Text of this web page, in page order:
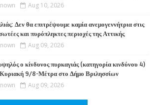
Aug 10, 2026
Δεν θα επιτρέψουμε καμία ανεμογεννήτρια στις
και πυρόπληκτες περιοχές της Αττικής
Aug 09, 2026
ο κίνδυνος πυρκαγιάς (κατηγορία κινδύνου 4)
9/8-Μέτρα στο Δήμο Βριλησσίων
Aug 09, 2026